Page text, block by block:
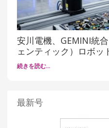
安川電機、GEMINI統
ェンティック）ロボッ
続きを読む…
最新号